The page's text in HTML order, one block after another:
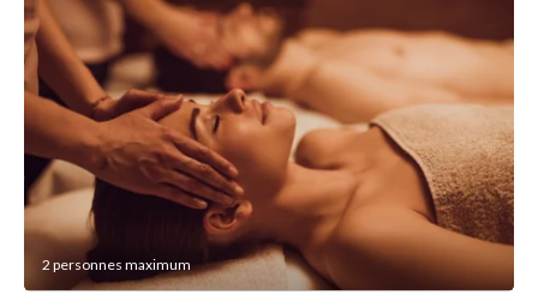
2 personnes maximum